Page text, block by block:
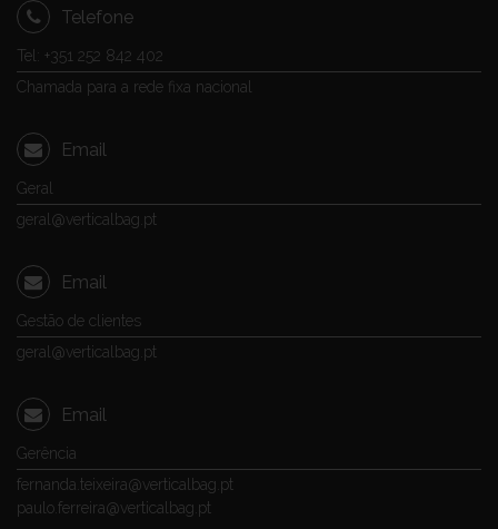
Telefone
Tel: +351 252 842 402
Chamada para a rede fixa nacional
Email
Geral
geral@verticalbag.pt
Email
Gestão de clientes
geral@verticalbag.pt
Email
Gerência
fernanda.teixeira@verticalbag.pt
paulo.ferreira@verticalbag.pt